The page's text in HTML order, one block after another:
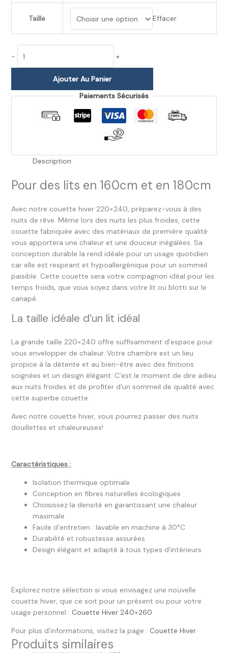
Taille Effacer
- +
Ajouter Au Panier
Paiements Sécurisés
Description
Pour des lits en 160cm et en 180cm
Avec notre couette hiver 220×240, préparez-vous à des
nuits de rêve. Même lors des nuits les plus froides, cette
couette fabriquée avec des matériaux de première qualité
vous apportera une chaleur et une douceur inégalées. Sa
conception durable la rend idéale pour un usage quotidien
car elle est respirant et hypoallergénique pour un sommeil
paisible. Cette couette sera votre compagnon idéal pour les
temps froids, que vous soyez dans votre lit ou blotti sur le
canapé.
La taille idéale d’un lit idéal
La grande taille 220×240 offre suffisamment d’espace pour
vous envelopper de chaleur. Votre chambre est un lieu
propice à la détente et au bien-être avec des finitions
soignées et un design élégant. C’est le moment de dire adieu
aux nuits froides et de profiter d’un sommeil de qualité avec
cette superbe couette.
Avec notre couette hiver, vous pourrez passer des nuits
douillettes et chaleureuses!
Caractéristiques :
Isolation thermique optimale
Conception en fibres naturelles écologiques
Choisissez la densité en garantissant une chaleur
maximale
Facile d’entretien : lavable en machine à 30°C
Durabilité et robustesse assurées
Design élégant et adapté à tous types d’intérieurs
Explorez notre sélection si vous envisagez une nouvelle
couette hiver, que ce soit pour un présent ou pour votre
usage personnel : Couette Hiver 240×260
Pour plus d’informations, visitez la page : Couette Hiver
Produits similaires